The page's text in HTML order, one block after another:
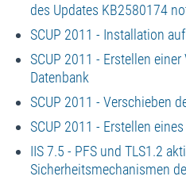
des Updates KB2580174
SCUP 2011 - Installation
SCUP 2011 - Erstellen
Datenbank
SCUP 2011 - Verschieben
SCUP 2011 - Erstellen
IIS 7.5 - PFS und TLS1.2
Sicherheitsmechanismen